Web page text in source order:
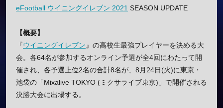
eFootball ウイニングイレブン 2021 SEASON UPDATE
【概要】
『ウイニングイレブン 』の高校生最強プレイヤーを決める大
会。各64名が参加するオンライン予選が全4回にわたって開
催され、各予選上位2名の合計8名が、8月24日(火)に東京・
池袋の「Mixalive TOKYO (ミクサライブ東京)」で開催される
決勝大会に出場する。